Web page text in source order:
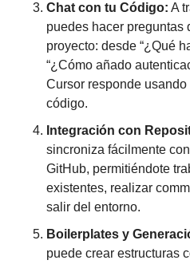
Chat con tu Código: A
puedes hacer preguntas
proyecto: desde “¿Qué
“¿Cómo añado
Cursor responde
código.
Integración con
sincroniza fácilmente
GitHub, permitiéndote
existentes, realizar
salir del entorno.
Boilerplates y
puede crear estructuras